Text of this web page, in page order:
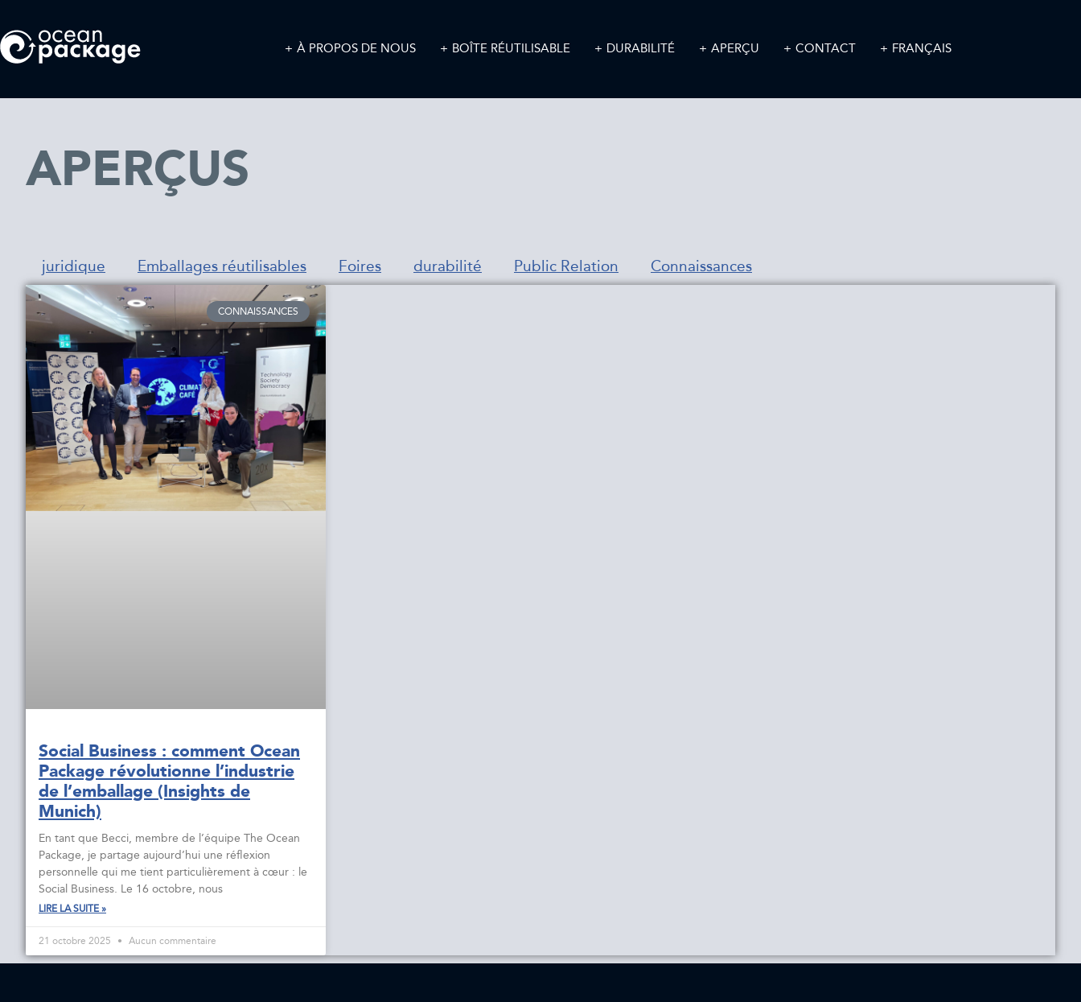
À PROPOS DE NOUS BOÎTE RÉUTILISABLE DURABILITÉ APERÇU CONTACT FRANÇAIS
APERÇUS
juridique Emballages réutilisables Foires durabilité Public Relation Connaissances
CONNAISSANCES
Social Business : comment Ocean
Package révolutionne l’industrie
de l’emballage (Insights de
Munich)
En tant que Becci, membre de l’équipe The Ocean
Package, je partage aujourd’hui une réflexion
personnelle qui me tient particulièrement à cœur : le
Social Business. Le 16 octobre, nous
LIRE LA SUITE »
21 octobre 2025 Aucun commentaire